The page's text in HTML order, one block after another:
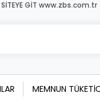
SİTEYE GİT www.zbs.com.tr
MEMNUN